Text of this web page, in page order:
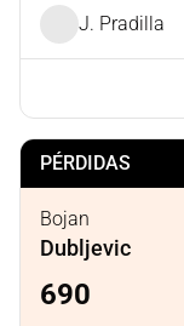
J. Pradilla
PÉRDIDAS
Bojan
Dubljevic
690